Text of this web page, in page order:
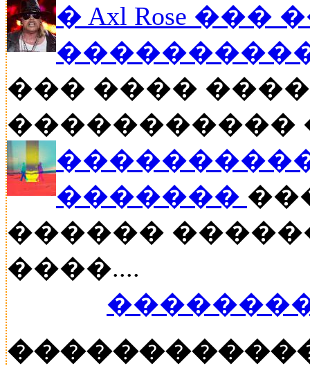
� Axl Rose
��� ����
�����������
�������
������
����....